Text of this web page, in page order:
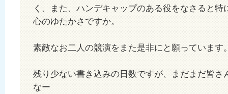
く、また、ハンデキャップのある役をなさると特
心のゆたかさですか。
素敵なお二人の競演をまた是非にと願っていま
残り少ない書き込みの日数ですが、まだまだ皆さ
なー